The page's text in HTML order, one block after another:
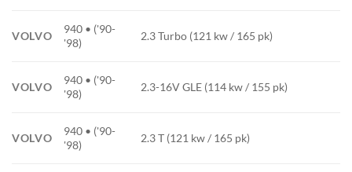
VOLVO
940 • ('90-
'98)
2.3 Turbo (121 kw / 165 pk)
VOLVO
940 • ('90-
'98)
2.3-16V GLE (114 kw / 155 pk)
VOLVO
940 • ('90-
'98)
2.3 T (121 kw / 165 pk)